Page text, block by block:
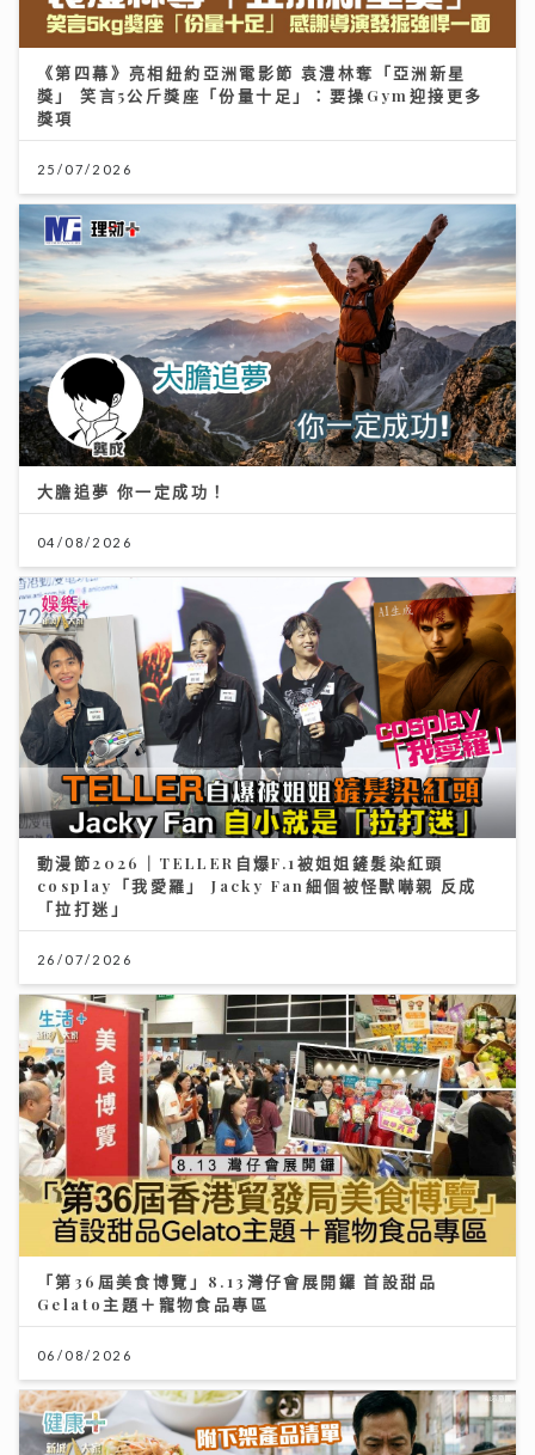
《第四幕》亮相紐約亞洲電影節 袁澧林奪「亞洲新星
獎」 笑言5公斤獎座「份量十足」：要操Gym迎接更多
獎項
25/07/2026
大膽追夢 你一定成功！
04/08/2026
動漫節2026｜TELLER自爆F.1被姐姐鏟髮染紅頭
cosplay「我愛羅」 Jacky Fan細個被怪獸嚇親 反成
「拉打迷」
26/07/2026
「第36屆美食博覽」8.13灣仔會展開鑼 首設甜品
Gelato主題＋寵物食品專區
06/08/2026